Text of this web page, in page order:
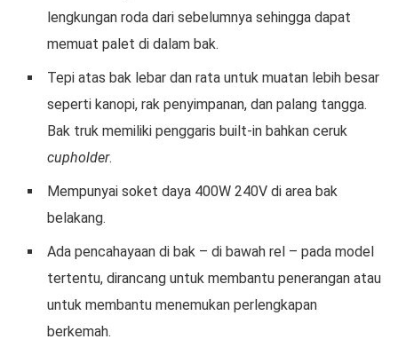
lengkungan roda dari sebelumnya sehingga dapat
memuat palet di dalam bak.
Tepi atas bak lebar dan rata untuk muatan lebih besar
seperti kanopi, rak penyimpanan, dan palang tangga.
Bak truk memiliki penggaris built-in bahkan ceruk
cupholder.
Mempunyai soket daya 400W 240V di area bak
belakang.
Ada pencahayaan di bak – di bawah rel – pada model
tertentu, dirancang untuk membantu penerangan atau
untuk membantu menemukan perlengkapan
berkemah.